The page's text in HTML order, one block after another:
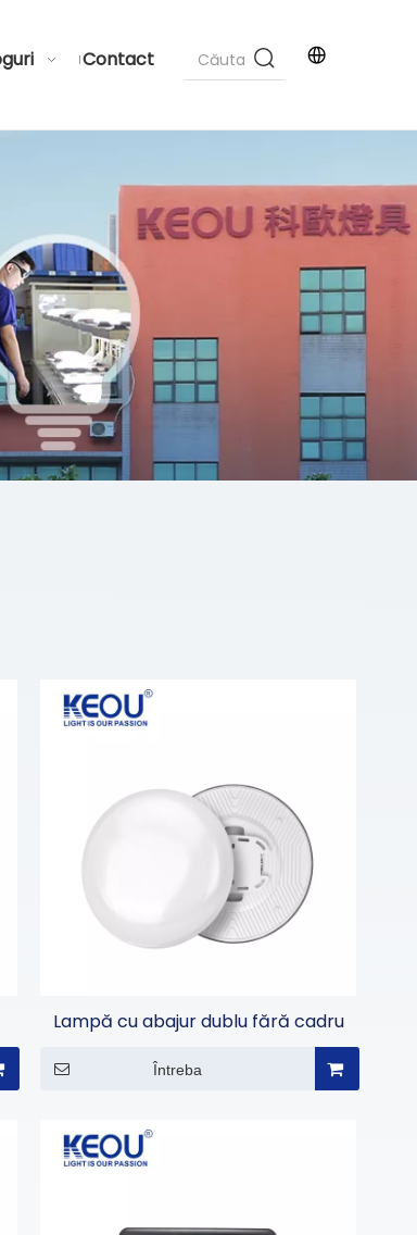
Contact
Lampă cu abajur dublu fără cadru
Întreba